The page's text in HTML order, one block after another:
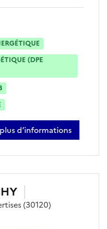
(DPE
d’informations
cauquil
(30120)